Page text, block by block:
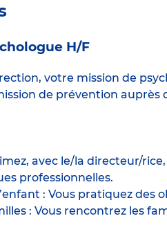
H/F
votre mission de
de prévention
avec le/la directeur/
professionnelles.
: Vous pratiquez
: Vous rencontrez les